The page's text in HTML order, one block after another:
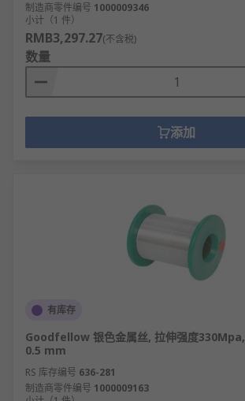
制造商零件编号 1000009346
小计（1 件）
RMB3,297.27(不含税)
数量
添加
有库存
Goodfellow 银色金属丝, 拉伸强度
0.5 mm
RS 库存编号 636-281
制造商零件编号 1000009163